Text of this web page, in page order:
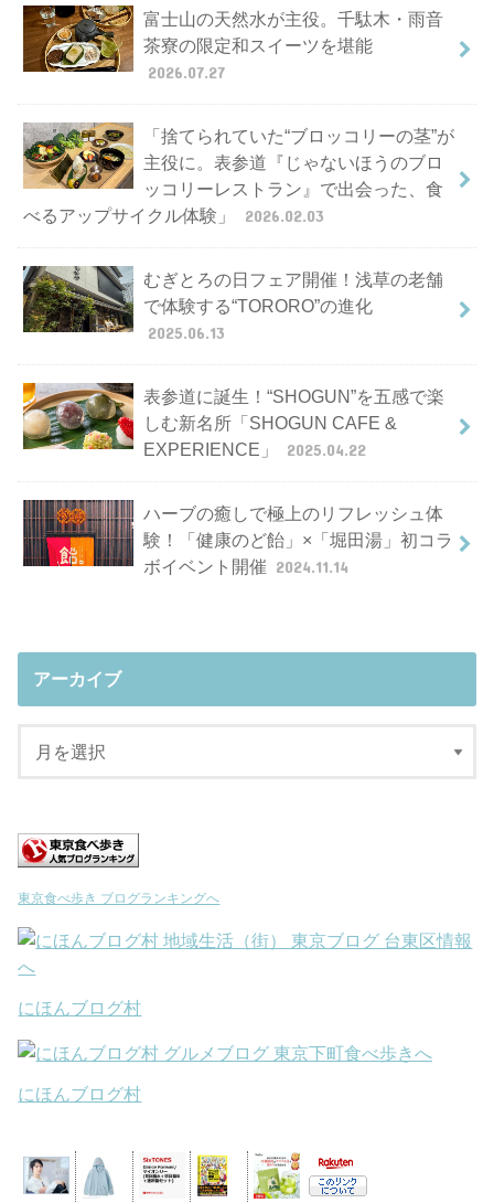
富士山の天然水が主役。千駄木・雨音
茶寮の限定和スイーツを堪能
2026.07.27
「捨てられていた“ブロッコリーの茎”が
主役に。表参道『じゃないほうのブロ
ッコリーレストラン』で出会った、食
べるアップサイクル体験」
2026.02.03
むぎとろの日フェア開催！浅草の老舗
で体験する“TORORO”の進化
2025.06.13
表参道に誕生！“SHOGUN”を五感で楽
しむ新名所「SHOGUN CAFE &
EXPERIENCE」
2025.04.22
ハーブの癒しで極上のリフレッシュ体
験！「健康のど飴」×「堀田湯」初コラ
ボイベント開催 2024.11.14
アーカイブ
東京食べ歩き ブログランキングへ
にほんブログ村
にほんブログ村